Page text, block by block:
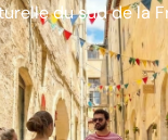
du sud de la